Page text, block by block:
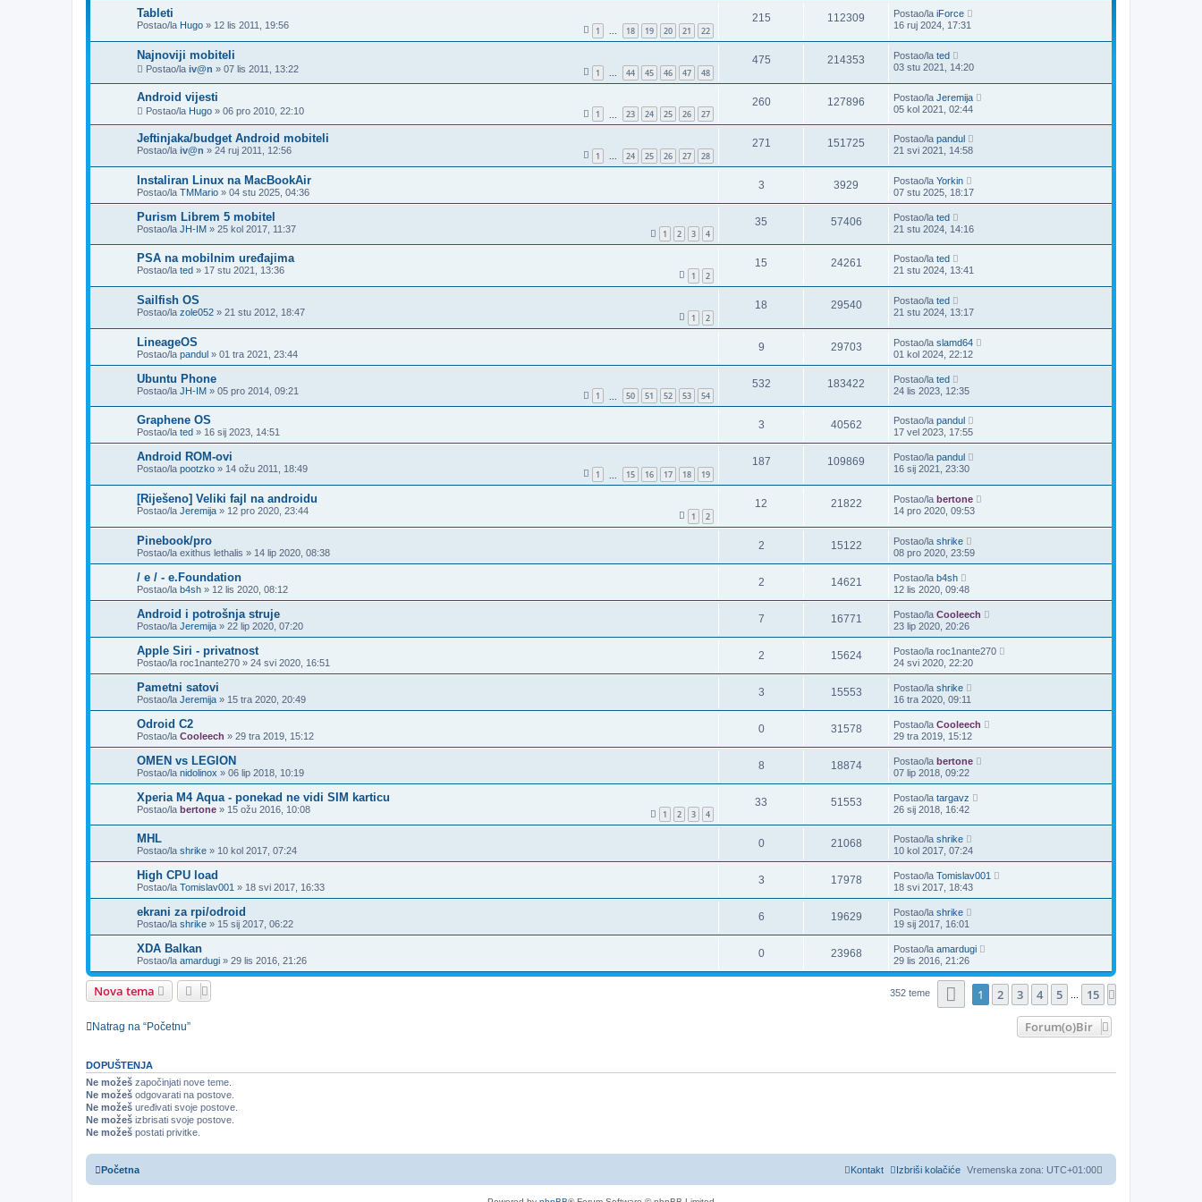
Tableti
Postao/la Hugo » 12 lis 2011, 19:56 1 ... 18 19 20 21 22
215 112309 Postao/la iForce
16 ruj 2024, 17:31
Najnoviji mobiteli
Postao/la iv@n » 07 lis 2011, 13:22 1 ... 44 45 46 47 48
475 214353 Postao/la ted
03 stu 2021, 14:20
Android vijesti
Postao/la Hugo » 06 pro 2010, 22:10 1 23 24 25 26 27
260 127896 Postao/la Jeremija
05 kol 2021, 02:44
Jeftinjaka/budget Android mobiteli
Postao/la iv@n » 24 ruj 2011, 12:56 1 ... 24 25 26 27 28
271 151725 Postao/la pandul
21 svi 2021, 14:58
Instaliran Linux na MacBookAir
Postao/la TMMario » 04 stu 2025, 04:36
3 3929 Postao/la Yorkin
07 stu 2025, 18:17
Purism Librem 5 mobitel
Postao/la JH-IM » 25 kol 2017, 11:37 1 2 3 4
35 57406 Postao/la ted
21 stu 2024, 14:16
PSA na mobilnim uređajima
Postao/la ted » 17 stu 2021, 13:36 1 2
15 24261 Postao/la ted
21 stu 2024, 13:41
Sailfish OS
Postao/la zole052 » 21 stu 2012, 18:47 1 2
18 29540 Postao/la ted
21 stu 2024, 13:17
LineageOS
Postao/la pandul » 01 tra 2021, 23:44
9 29703 Postao/la slamd64
01 kol 2024, 22:12
Ubuntu Phone
Postao/la JH-IM » 05 pro 2014, 09:21 1 50 51 52 53 54
532 183422 Postao/la ted
24 lis 2023, 12:35
Graphene OS
Postao/la ted » 16 sij 2023, 14:51
3 40562 Postao/la pandul
17 vel 2023, 17:55
Android ROM-ovi
Postao/la pootzko » 14 ožu 2011, 18:49 1 15 16 17 18 19
187 109869 Postao/la pandul
16 sij 2021, 23:30
[Riješeno] Veliki fajl na androidu
Postao/la Jeremija » 12 pro 2020, 23:44 1 2
12 21822 Postao/la bertone
14 pro 2020, 09:53
Pinebook/pro
Postao/la exithus lethalis » 14 lip 2020, 08:38
2 15122 Postao/la shrike
08 pro 2020, 23:59
/ e / - e.Foundation
Postao/la b4sh » 12 lis 2020, 08:12
2 14621 Postao/la b4sh
12 lis 2020, 09:48
Android i potrošnja struje
Postao/la Jeremija » 22 lip 2020, 07:20
7 16771 Postao/la Cooleech
23 lip 2020, 20:26
Apple Siri - privatnost
Postao/la roc1nante270 » 24 svi 2020, 16:51
2 15624 Postao/la roc1nante270
24 svi 2020, 22:20
Pametni satovi
Postao/la Jeremija » 15 tra 2020, 20:49
3 15553 Postao/la shrike
16 tra 2020, 09:11
Odroid C2
Postao/la Cooleech » 29 tra 2019, 15:12
0 31578 Postao/la Cooleech
29 tra 2019, 15:12
OMEN vs LEGION
Postao/la nidolinox » 06 lip 2018, 10:19
8 18874 Postao/la bertone
07 lip 2018, 09:22
Xperia M4 Aqua - ponekad ne vidi SIM karticu
Postao/la bertone » 15 ožu 2016, 10:08 1 2 3 4
33 51553 Postao/la targavz
26 sij 2018, 16:42
MHL
Postao/la shrike » 10 kol 2017, 07:24
0 21068 Postao/la shrike
10 kol 2017, 07:24
High CPU load
Postao/la Tomislav001 » 18 svi 2017, 16:33
3 17978 Postao/la Tomislav001
18 svi 2017, 18:43
ekrani za rpi/odroid
Postao/la shrike » 15 sij 2017, 06:22
6 19629 Postao/la shrike
19 sij 2017, 16:01
XDA Balkan
Postao/la amardugi » 29 lis 2016, 21:26
0 23968 Postao/la amardugi
29 lis 2016, 21:26
Nova tema 352 teme Stranica: 1/ .
1 2 3 4 5 15
Natrag na “Početnu” Forum(o)Bir
DOPUŠTENJA
Ne možeš započinjati nove teme.
Ne možeš odgovarati na postove.
Ne možeš uređivati svoje postove.
Ne možeš izbrisati svoje postove.
Ne možeš postati privitke.
Početna Vremenska zona: UTC+01:00
Izbriši kolačiće
Kontakt